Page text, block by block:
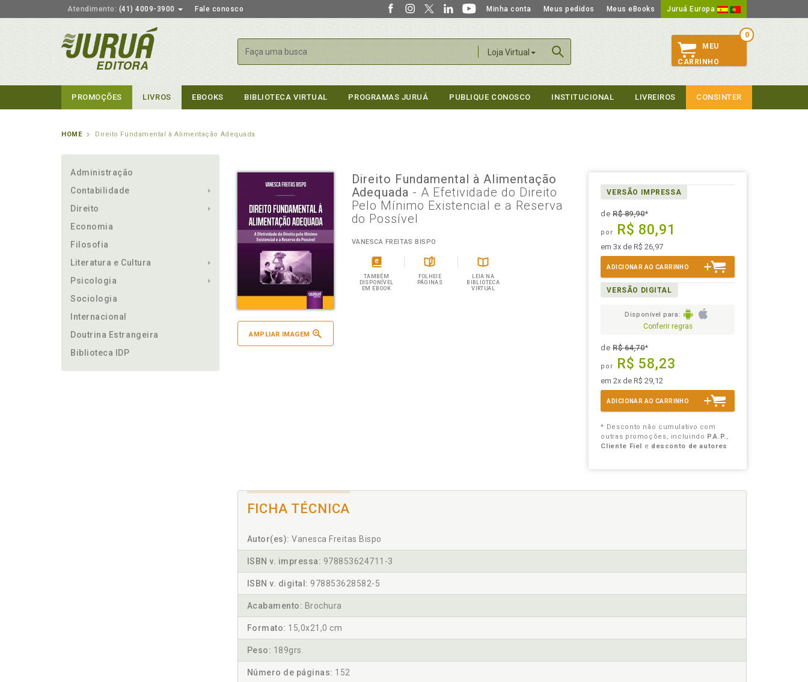
Atendimento: (41) 4009-3900 Fale conosco Minha conta Meus pedidos Meus eBooks Juruá Europa
Loja Virtual
Buscar
0
MEU
CARRINHO
PROMOÇÕES LIVROS EBOOKS BIBLIOTECA VIRTUAL PROGRAMAS JURUÁ PUBLIQUE CONOSCO INSTITUCIONAL LIVREIROS CONSINTER
HOME Direito Fundamental à Alimentação Adequada
Administração
Contabilidade
Direito
Economia
Filosofia
Literatura e Cultura
Psicologia
Sociologia
Internacional
Doutrina Estrangeira
Biblioteca IDP
AMPLIAR IMAGEM
Direito Fundamental à Alimentação
Adequada - A Efetividade do Direito
Pelo Mínimo Existencial e a Reserva
do Possível
VANESCA FREITAS BISPO
TAMBÉM
DISPONÍVEL
EM EBOOK
FOLHEIE
PÁGINAS
LEIA NA
BIBLIOTECA
VIRTUAL
VERSÃO IMPRESSA
deR$ 89,90*
por R$ 80,91
em 3x de R$ 26,97
ADICIONAR AO CARRINHO
VERSÃO DIGITAL
Disponível para:
Conferir regras
deR$ 64,70*
por R$ 58,23
em 2x de R$ 29,12
ADICIONAR AO CARRINHO
* Desconto não cumulativo com
outras promoções, incluindo P.A.P.,
Cliente Fiel
e desconto de autores
FICHA TÉCNICA
Autor(es): Vanesca Freitas Bispo
ISBN v. impressa: 978853624711-3
ISBN v. digital: 978853628582-5
Acabamento: Brochura
Formato: 15,0x21,0 cm
Peso: 189grs.
Número de páginas: 152